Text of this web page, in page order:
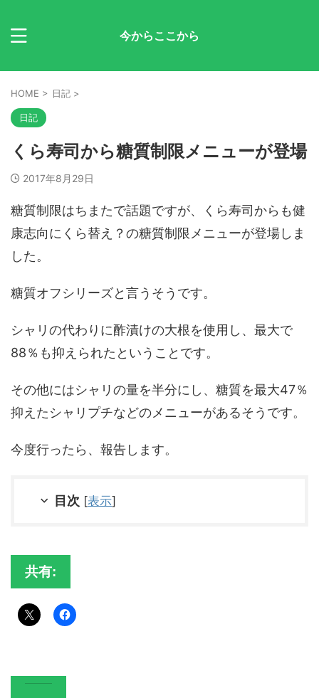
今からここから
HOME > 日記 >
日記
くら寿司から糖質制限メニューが登場
2017年8月29日
糖質制限はちまたで話題ですが、くら寿司からも健
康志向にくら替え？の糖質制限メニューが登場しま
した。
糖質オフシリーズと言うそうです。
シャリの代わりに酢漬けの大根を使用し、最大で
88％も抑えられたということです。
その他にはシャリの量を半分にし、糖質を最大47％
抑えたシャリプチなどのメニューがあるそうです。
今度行ったら、報告します。
目次 [表示]
共有: